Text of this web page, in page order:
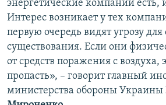
энергетические компании есть,
Интерес возникает у тех
первую очередь видят угрозу для
существования. Если они
от средств поражения с воздуха,
пропасть», – говорит главный
министерства обороны Украины